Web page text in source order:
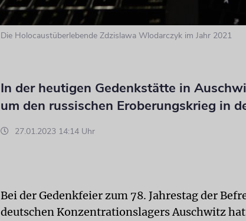
Die Holocaustüberlebende Zdzislawa Wlodarczyk im Jahr 2021
In der heutigen Gedenkstätte in
um den russischen Eroberungskrieg in
27.01.2023 14:14 Uhr
Bei der Gedenkfeier zum 78. Jahrestag der
deutschen Konzentrationslagers Auschwitz